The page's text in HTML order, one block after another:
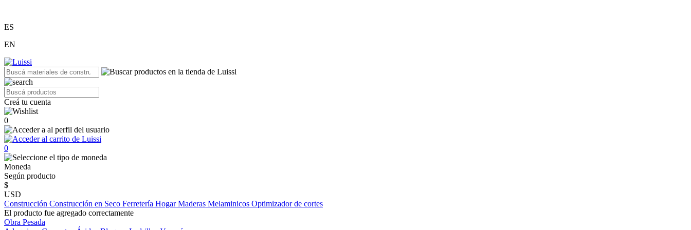
ES
EN
Creá tu cuenta
0
0
Moneda
Según producto
$
USD
Construcción Construcción en Seco Ferretería HogarMaderas Melaminicos Optimizador de cortes
El producto fue agregado correctamente
Obra Pesada